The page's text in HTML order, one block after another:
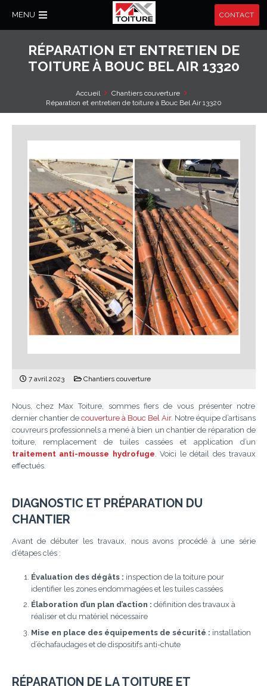
MENU CONTACT
RÉPARATION ET ENTRETIEN DE
TOITURE À BOUC BEL AIR 13320
Accueil
Chantiers couverture
Réparation et entretien de toiture à Bouc Bel Air 13320
7 avril 2023 Chantiers couverture
Nous, chez Max Toiture, sommes fiers de vous présenter notre
dernier chantier de couverture à Bouc Bel Air. Notre équipe d’artisans
couvreurs professionnels a mené à bien un chantier de réparation de
toiture, remplacement de tuiles cassées et application d’un
traitement anti-mousse hydrofuge. Voici le détail des travaux
effectués.
DIAGNOSTIC ET PRÉPARATION DU
CHANTIER
Avant de débuter les travaux, nous avons procédé à une série
d’étapes clés :
Évaluation des dégâts : inspection de la toiture pour
identifier les zones endommagées et les tuiles cassées
Élaboration d’un plan d’action : définition des travaux à
réaliser et du matériel nécessaire
Mise en place des équipements de sécurité : installation
d’échafaudages et de dispositifs anti-chute
RÉPARATION DE LA TOITURE ET